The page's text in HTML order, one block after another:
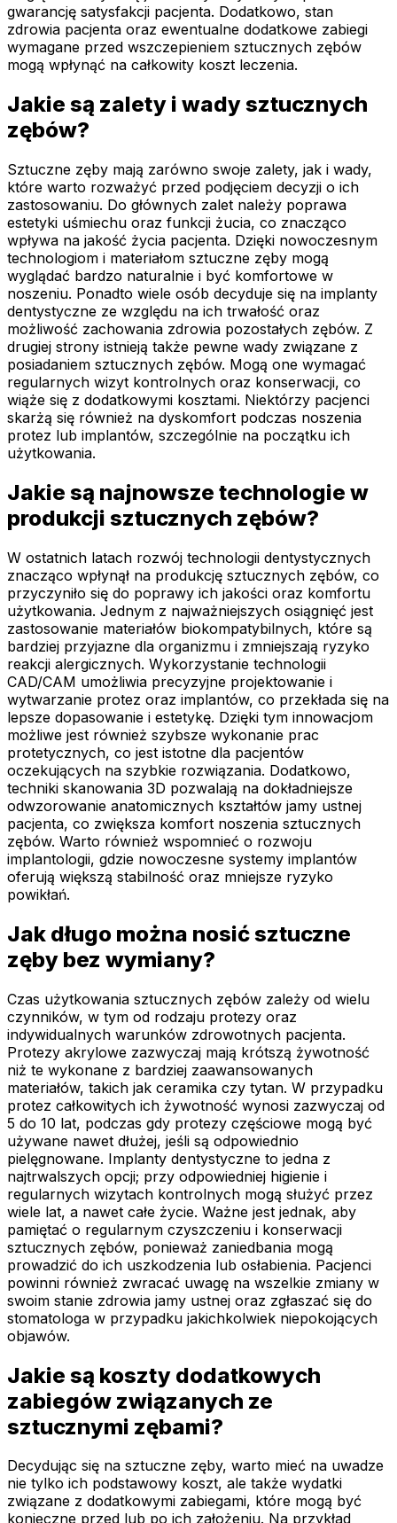
gwarancję satysfakcji pacjenta. Dodatkowo, stan
zdrowia pacjenta oraz ewentualne dodatkowe zabiegi
wymagane przed wszczepieniem sztucznych zębów
mogą wpłynąć na całkowity koszt leczenia.
Jakie są zalety i wady sztucznych
zębów?
Sztuczne zęby mają zarówno swoje zalety, jak i wady,
które warto rozważyć przed podjęciem decyzji o ich
zastosowaniu. Do głównych zalet należy poprawa
estetyki uśmiechu oraz funkcji żucia, co znacząco
wpływa na jakość życia pacjenta. Dzięki nowoczesnym
technologiom i materiałom sztuczne zęby mogą
wyglądać bardzo naturalnie i być komfortowe w
noszeniu. Ponadto wiele osób decyduje się na implanty
dentystyczne ze względu na ich trwałość oraz
możliwość zachowania zdrowia pozostałych zębów. Z
drugiej strony istnieją także pewne wady związane z
posiadaniem sztucznych zębów. Mogą one wymagać
regularnych wizyt kontrolnych oraz konserwacji, co
wiąże się z dodatkowymi kosztami. Niektórzy pacjenci
skarżą się również na dyskomfort podczas noszenia
protez lub implantów, szczególnie na początku ich
użytkowania.
Jakie są najnowsze technologie w
produkcji sztucznych zębów?
W ostatnich latach rozwój technologii dentystycznych
znacząco wpłynął na produkcję sztucznych zębów, co
przyczyniło się do poprawy ich jakości oraz komfortu
użytkowania. Jednym z najważniejszych osiągnięć jest
zastosowanie materiałów biokompatybilnych, które są
bardziej przyjazne dla organizmu i zmniejszają ryzyko
reakcji alergicznych. Wykorzystanie technologii
CAD/CAM umożliwia precyzyjne projektowanie i
wytwarzanie protez oraz implantów, co przekłada się na
lepsze dopasowanie i estetykę. Dzięki tym innowacjom
możliwe jest również szybsze wykonanie prac
protetycznych, co jest istotne dla pacjentów
oczekujących na szybkie rozwiązania. Dodatkowo,
techniki skanowania 3D pozwalają na dokładniejsze
odwzorowanie anatomicznych kształtów jamy ustnej
pacjenta, co zwiększa komfort noszenia sztucznych
zębów. Warto również wspomnieć o rozwoju
implantologii, gdzie nowoczesne systemy implantów
oferują większą stabilność oraz mniejsze ryzyko
powikłań.
Jak długo można nosić sztuczne
zęby bez wymiany?
Czas użytkowania sztucznych zębów zależy od wielu
czynników, w tym od rodzaju protezy oraz
indywidualnych warunków zdrowotnych pacjenta.
Protezy akrylowe zazwyczaj mają krótszą żywotność
niż te wykonane z bardziej zaawansowanych
materiałów, takich jak ceramika czy tytan. W przypadku
protez całkowitych ich żywotność wynosi zazwyczaj od
5 do 10 lat, podczas gdy protezy częściowe mogą być
używane nawet dłużej, jeśli są odpowiednio
pielęgnowane. Implanty dentystyczne to jedna z
najtrwalszych opcji; przy odpowiedniej higienie i
regularnych wizytach kontrolnych mogą służyć przez
wiele lat, a nawet całe życie. Ważne jest jednak, aby
pamiętać o regularnym czyszczeniu i konserwacji
sztucznych zębów, ponieważ zaniedbania mogą
prowadzić do ich uszkodzenia lub osłabienia. Pacjenci
powinni również zwracać uwagę na wszelkie zmiany w
swoim stanie zdrowia jamy ustnej oraz zgłaszać się do
stomatologa w przypadku jakichkolwiek niepokojących
objawów.
Jakie są koszty dodatkowych
zabiegów związanych ze
sztucznymi zębami?
Decydując się na sztuczne zęby, warto mieć na uwadze
nie tylko ich podstawowy koszt, ale także wydatki
związane z dodatkowymi zabiegami, które mogą być
konieczne przed lub po ich założeniu. Na przykład